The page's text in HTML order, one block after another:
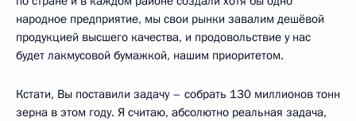
народное предприятие, мы свои рынки завалим дешёвой
продукцией высшего качества, и продовольствие у нас
будет лакмусовой бумажкой, нашим приоритетом.
Кстати, Вы поставили задачу – собрать 130 миллионов тонн
зерна в этом году. Я считаю, абсолютно реальная задача,